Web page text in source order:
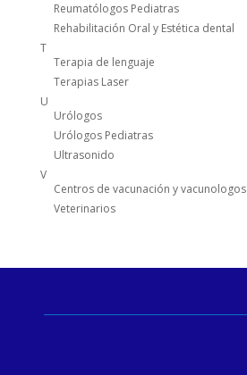
Reumatólogos Pediatras
Rehabilitación Oral y Estética dental
T
Terapia de lenguaje
Terapias Laser
U
Urólogos
Urólogos Pediatras
Ultrasonido
V
Centros de vacunación y vacunologos
Veterinarios